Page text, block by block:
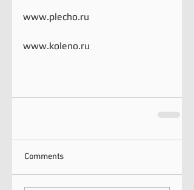
www.plecho.ru
www.koleno.ru
Comments